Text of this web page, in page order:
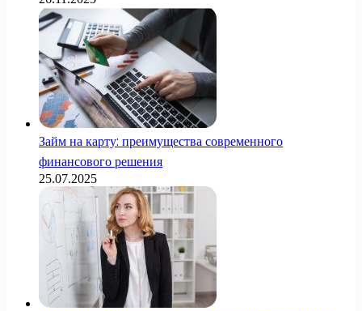
Займ на карту: преимущества современного
финансового решения
25.07.2025